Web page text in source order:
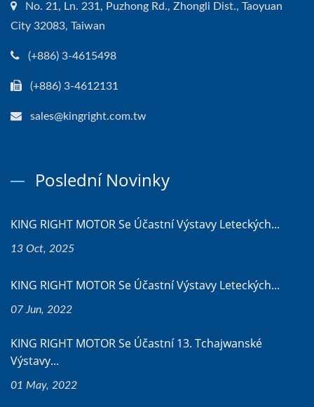
No. 21, Ln. 231, Puzhong Rd., Zhongli Dist., Taoyuan
City 32083, Taiwan
(+886) 3-4615498
(+886) 3-4612131
sales@kingright.com.tw
Poslední Novinky
KING RIGHT MOTOR Se Účastní Výstavy Leteckých...
13 Oct, 2025
KING RIGHT MOTOR Se Účastní Výstavy Leteckých...
07 Jun, 2022
KING RIGHT MOTOR Se Účastní 13. Tchajwanské
Výstavy...
01 May, 2022